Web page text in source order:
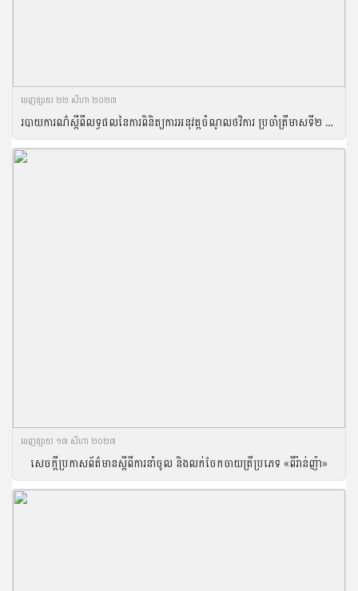
ចេញ​ផ្សាយ​ ២២ សីហា ២០២៣
របាយការណ៌ស្តីពីលទ្ធផលនៃការពិនិត្យការអនុវត្តចំណូលថវិការ ប្រចាំត្រីមាសទី២ ឆ្នាំ២០២៣ របស់ក្រសួងកសិកម្ម រុក្ខាប្រមាញ់ និងនេសាទ
ចេញ​ផ្សាយ​ ១៣ សីហា ២០២៣
សេចក្ដីប្រកាសព័ត៌មានស្ដីពីការនាំចូល និងលក់ចែកចាយត្រីប្រភេទ «ពីរ៉ាន់ញ៉ា»